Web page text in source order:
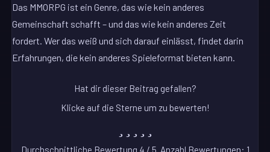
Das MMORPG ist ein Genre, das wie kein anderes
Gemeinschaft schafft – und das wie kein anderes Zeit
fordert. Wer das weiß und sich darauf einlässt, findet darin
Erfahrungen, die kein anderes Spieleformat bieten kann.
Hat dir dieser Beitrag gefallen?
Klicke auf die Sterne um zu bewerten!
Durchschnittliche Bewertung 4 / 5. Anzahl Bewertungen: 1